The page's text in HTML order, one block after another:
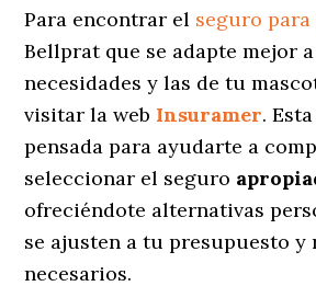
Para encontrar el seguro
Bellprat que se adapte mejor
necesidades y las de tu
visitar la web Insuramer.
pensada para ayudarte a
seleccionar el seguro
ofreciéndote alternativas
se ajusten a tu presupuesto y
necesarios.